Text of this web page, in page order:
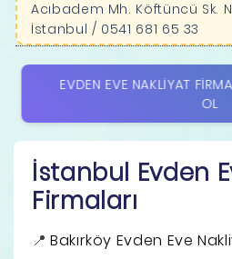
Acıbadem Mh. Köftüncü Sk.
İstanbul / 0541 681 65 33
EVDEN EVE NAKLIYAT
OL
İstanbul Evden
Firmaları
Bakırköy Evden Eve